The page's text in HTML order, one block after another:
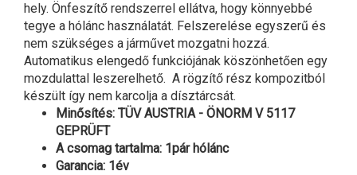
hely. Önfeszítő rendszerrel ellátva, hogy könnyebbé
tegye a hólánc használatát. Felszerelése egyszerű és
nem szükséges a járművet mozgatni hozzá.
Automatikus elengedő funkciójának köszönhetően egy
mozdulattal leszerelhető. A rögzítő rész kompozitból
készült így nem karcolja a dísztárcsát.
Minősítés: TÜV AUSTRIA - ÖNORM V 5117
GEPRÜFT
A csomag tartalma: 1pár hólánc
Garancia: 1év